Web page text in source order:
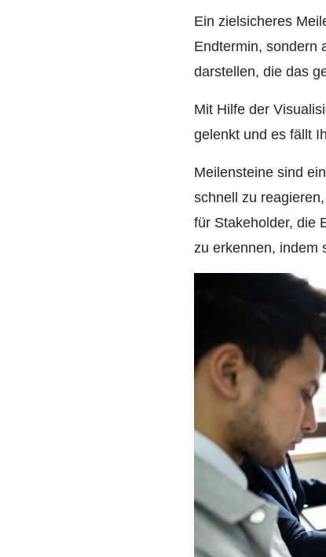
Ein zielsicheres
Endtermin, sondern
darstellen, die das
Mit Hilfe der
gelenkt und es fällt
Meilensteine sind
schnell zu
für Stakeholder, die
zu erkennen, indem